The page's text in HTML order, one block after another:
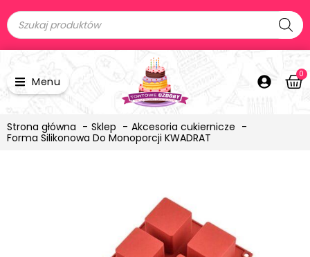
Menu
0
Strona główna Sklep
Akcesoria cukiernicze
Forma Silikonowa Do Monoporcji KWADRAT